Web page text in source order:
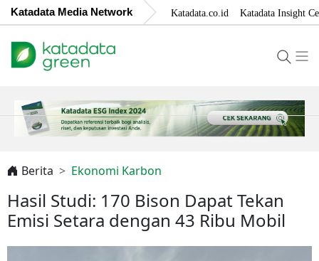
Katadata Media Network Katadata.co.id Katadata Insight
Berita Ekonomi Karbon
Hasil Studi: 170 Bison Dapat Tekan
Emisi Setara dengan 43 Ribu Mobil